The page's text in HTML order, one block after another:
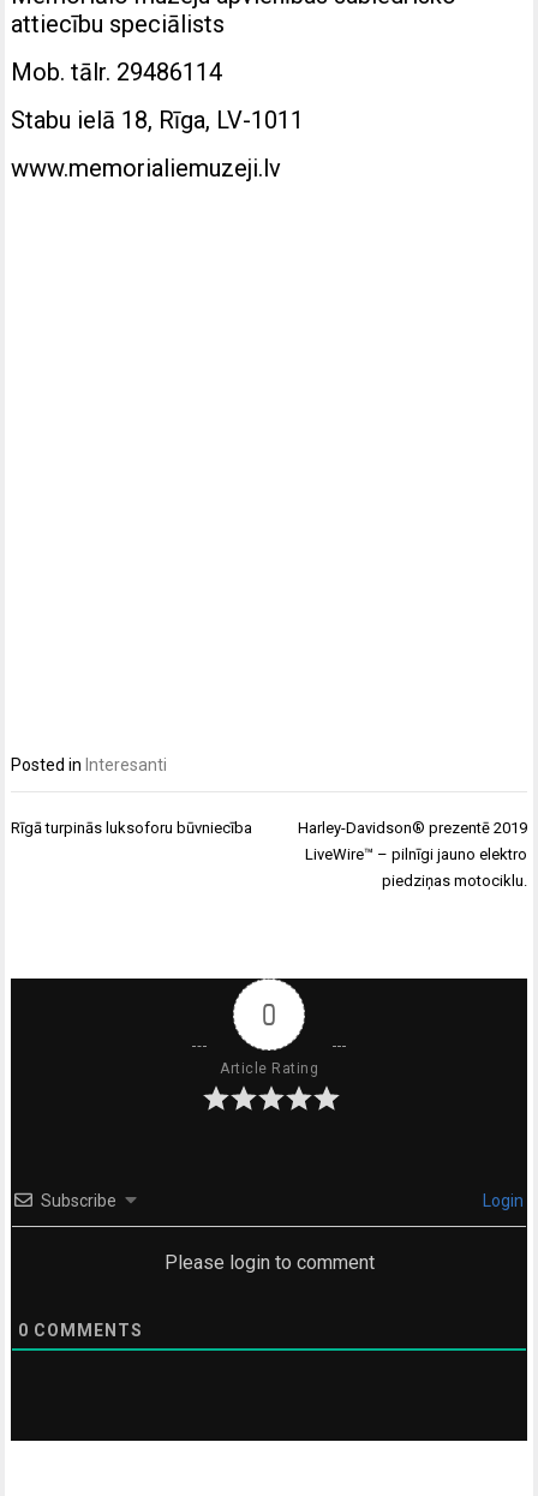
attiecību speciālists
Mob. tālr. 29486114
Stabu ielā 18, Rīga, LV-1011
www.memorialiemuzeji.lv
Posted in Interesanti
Ziņu
Rīgā turpinās luksoforu būvniecība
Harley-Davidson® prezentē 2019
LiveWire™ – pilnīgi jauno elektro
piedziņas motociklu.
0
Article Rating
Subscribe Login
Please login to comment
0 COMMENTS